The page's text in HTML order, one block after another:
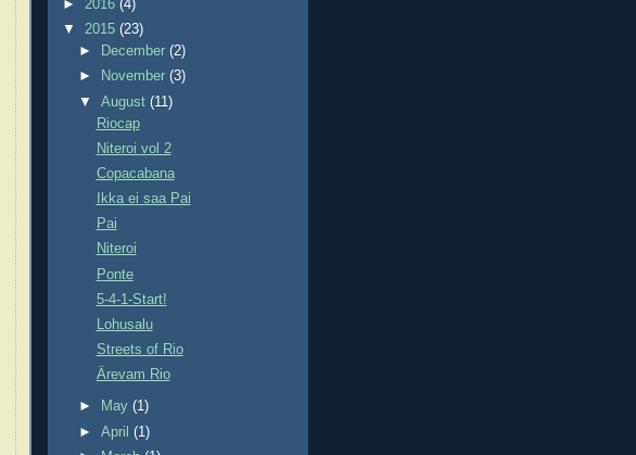
► 2016 (4)
▼ 2015 (23)
►
December(2)
►
November(3)
▼August(11)
Riocap
Niteroi vol 2
Copacabana
Ikka ei saa Pai
Pai
Niteroi
Ponte
5-4-1-Start!
Lohusalu
Streets of Rio
Ärevam Rio
► May(1)
►April(1)